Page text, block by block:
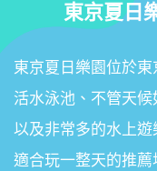
東京夏日
東京夏日樂園位於
活水泳池、不管天候
以及非常多的水上
適合玩一整天的推薦